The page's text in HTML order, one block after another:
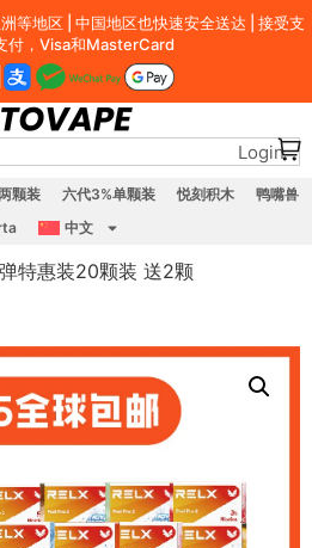
等地区 | 中国地区也快速安全送达 | 接受支
付，Visa和MasterCard
Login
颗装 六代3%单颗装 悦刻积木
鸭嘴兽
中文
特惠装20颗装 送2颗